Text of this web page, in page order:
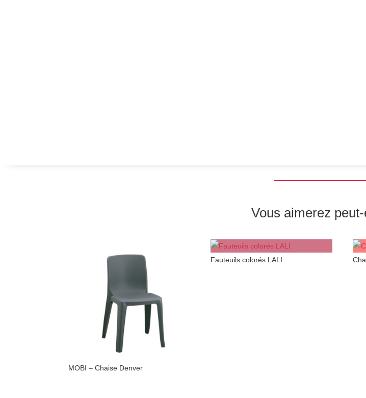
Vous aimerez
MOBI – Chaise Denver
Fauteuils colorés LALI